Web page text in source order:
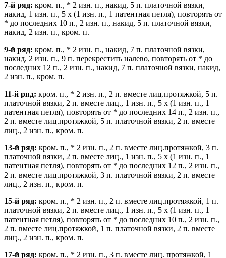
7-й ряд: кром. п., * 2 изн. п., накид, 5 п. платочной вязки,
накид, 1 изн. п., 5 x (1 изн. п., 1 патентная петля), повторять от
* до последних 10 п., 2 изн. п., накид, 5 п. платочной вязки,
накид, 2 изн. п., кром. п.
9-й ряд: кром. п., * 2 изн. п., накид, 7 п. платочной вязки,
накид, 2 изн. п., 9 п. перекрестить налево, повторять от * до
последних 12 п., 2 изн. п., накид, 7 п. платочной вязки, накид,
2 изн. п., кром. п.
11-й ряд: кром. п., * 2 изн. п., 2 п. вместе лиц.протяжкой, 5 п.
платочной вязки, 2 п. вместе лиц., 1 изн. п., 5 x (1 изн. п., 1
патентная петля), повторять от * до последних 14 п., 2 изн. п.,
2 п. вместе лиц.протяжкой, 5 п. платочной вязки, 2 п. вместе
лиц., 2 изн. п., кром. п.
13-й ряд: кром. п., * 2 изн. п., 2 п. вместе лиц.протяжкой, 3 п.
платочной вязки, 2 п. вместе лиц., 1 изн. п., 5 x (1 изн. п., 1
патентная петля), повторять от * до последних 12 п., 2 изн. п.,
2 п. вместе лиц.протяжкой, 3 п. платочной вязки, 2 п. вместе
лиц., 2 изн. п., кром. п.
15-й ряд: кром. п., * 2 изн. п., 2 п. вместе лиц.протяжкой, 1 п.
платочной вязки, 2 п. вместе лиц., 1 изн. п., 5 x (1 изн. п., 1
патентная петля), повторять от * до последних 10 п., 2 изн. п.,
2 п. вместе лиц.протяжкой, 1 п. платочной вязки, 2 п. вместе
лиц., 2 изн. п., кром. п.
17-й ряд: кром. п., * 2 изн. п., 3 п. вместе лиц. протяжкой, 1